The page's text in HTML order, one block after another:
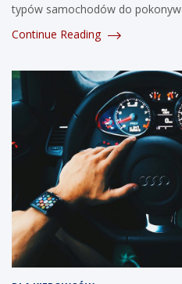
typów samochodów do
Continue Reading